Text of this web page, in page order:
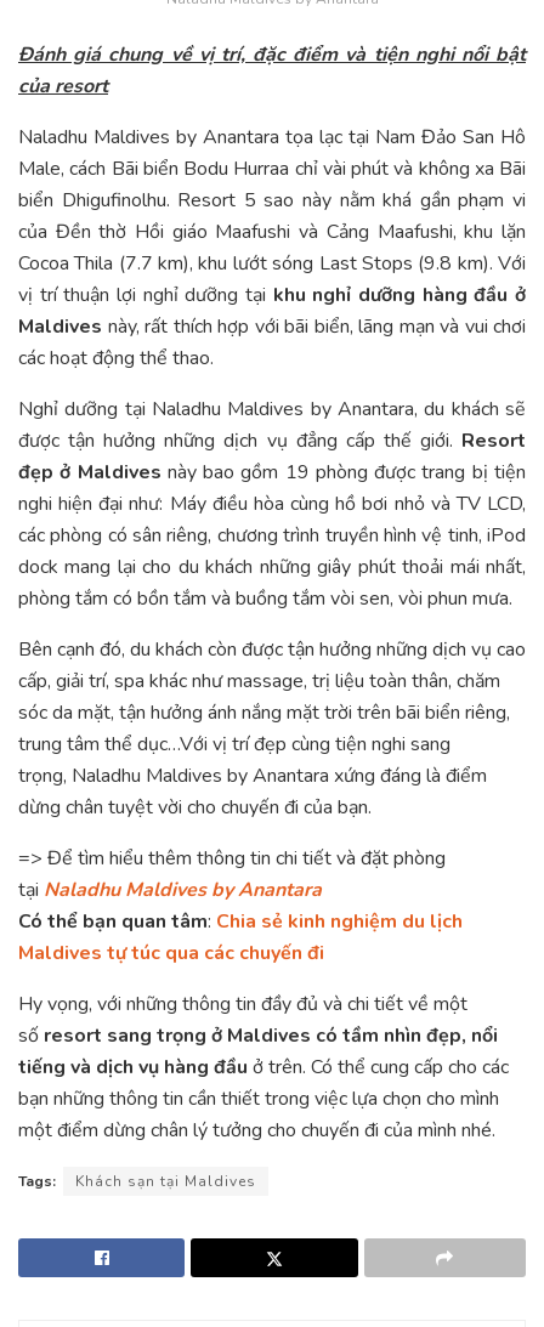
Đánh giá chung về vị trí, đặc điểm và tiện nghi nổi bật
của resort
Naladhu Maldives by Anantara tọa lạc tại Nam Đảo San Hô
Male, cách Bãi biển Bodu Hurraa chỉ vài phút và không xa Bãi
biển Dhigufinolhu. Resort 5 sao này nằm khá gần phạm vi
của Đền thờ Hồi giáo Maafushi và Cảng Maafushi, khu lặn
Cocoa Thila (7.7 km), khu lướt sóng Last Stops (9.8 km). Với
vị trí thuận lợi nghỉ dưỡng tại khu nghỉ dưỡng hàng đầu ở
Maldives này, rất thích hợp với bãi biển, lãng mạn và vui chơi
các hoạt động thể thao.
Nghỉ dưỡng tại Naladhu Maldives by Anantara, du khách sẽ
được tận hưởng những dịch vụ đẳng cấp thế giới. Resort
đẹp ở Maldives này bao gồm 19 phòng được trang bị tiện
nghi hiện đại như: Máy điều hòa cùng hồ bơi nhỏ và TV LCD,
các phòng có sân riêng, chương trình truyền hình vệ tinh, iPod
dock mang lại cho du khách những giây phút thoải mái nhất,
phòng tắm có bồn tắm và buồng tắm vòi sen, vòi phun mưa.
Bên cạnh đó, du khách còn được tận hưởng những dịch vụ cao
cấp, giải trí, spa khác như massage, trị liệu toàn thân, chăm
sóc da mặt, tận hưởng ánh nắng mặt trời trên bãi biển riêng,
trung tâm thể dục…Với vị trí đẹp cùng tiện nghi sang
trọng, Naladhu Maldives by Anantara xứng đáng là điểm
dừng chân tuyệt vời cho chuyến đi của bạn.
=> Để tìm hiểu thêm thông tin chi tiết và đặt phòng
tại Naladhu Maldives by Anantara
Có thể bạn quan tâm: Chia sẻ kinh nghiệm du lịch
Maldives tự túc qua các chuyến đi
Hy vọng, với những thông tin đầy đủ và chi tiết về một
số resort sang trọng ở Maldives có tầm nhìn đẹp, nổi
tiếng và dịch vụ hàng đầu ở trên. Có thể cung cấp cho các
bạn những thông tin cần thiết trong việc lựa chọn cho mình
một điểm dừng chân lý tưởng cho chuyến đi của mình nhé.
Tags: Khách sạn tại Maldives